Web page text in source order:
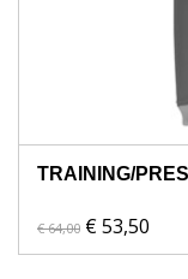
TRAINING/
€ 64,00 € 53,50